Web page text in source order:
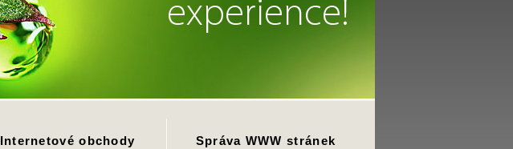
Internetové obchody Správa WWW stránek